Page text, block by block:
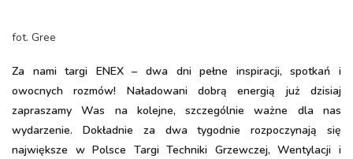
fot. Gree
Za nami targi ENEX – dwa dni pełne inspiracji, spotkań i
owocnych rozmów! Naładowani dobrą energią już dzisiaj
zapraszamy Was na kolejne, szczególnie ważne dla nas
wydarzenie. Dokładnie za dwa tygodnie rozpoczynają się
największe w Polsce Targi Techniki Grzewczej, Wentylacji i